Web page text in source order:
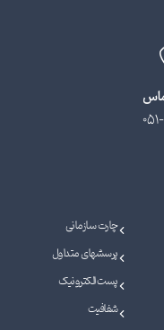
چارت سازمانی
پرسشهای متداول
پست الکترونیک
شفافیت